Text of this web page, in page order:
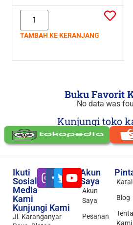
TAMBAH KE KERANJANG
Buku Favorit
No data was
Kunjungi toko
Akun
Saya
Akun
Saya
Pesanan
Blog
Kami
Ikuti
Sosial
Media
Kami
Kunjungi Kami
Jl. Karanganyar